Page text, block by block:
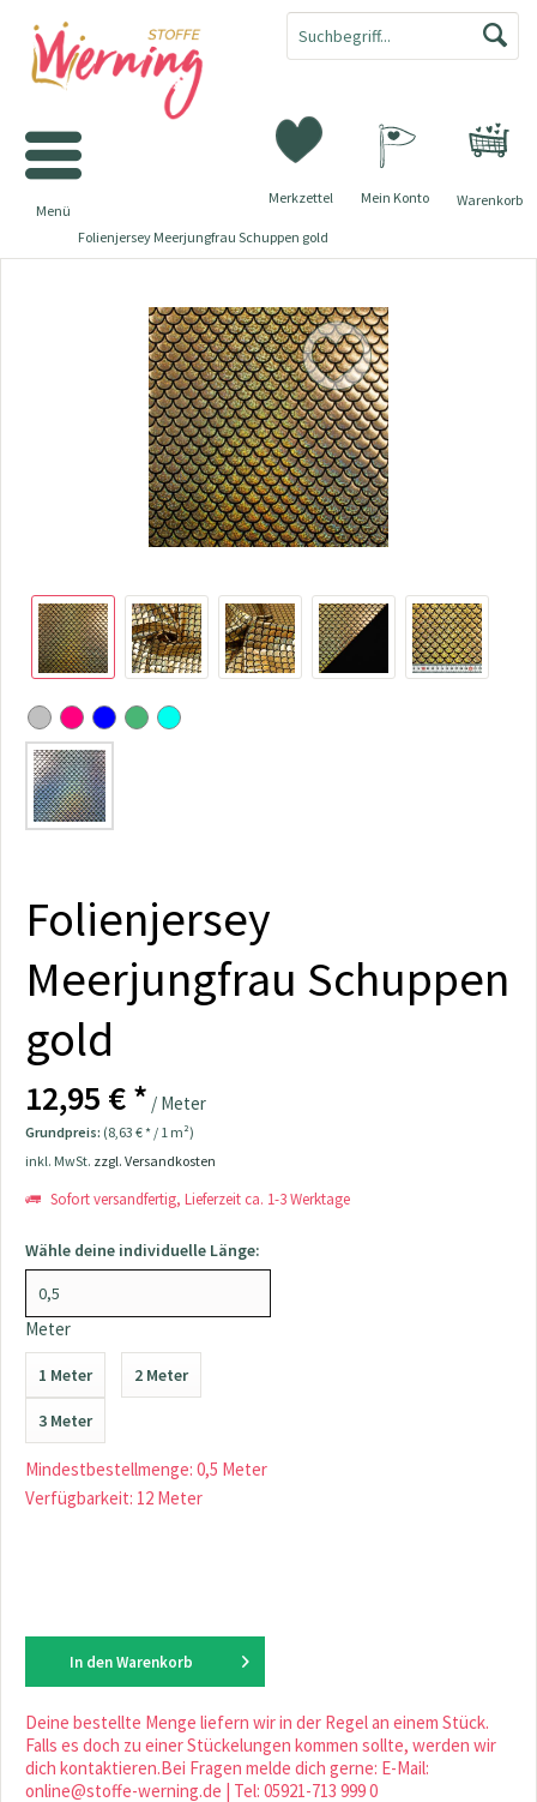
Warenkorb
Merkzettel Mein Konto
Menü
Folienjersey Meerjungfrau Schuppen gold
Folienjersey
Meerjungfrau Schuppen
gold
12,95 € * / Meter
Grundpreis: (8,63 € * / 1 m²)
inkl. MwSt. zzgl. Versandkosten
Sofort versandfertig, Lieferzeit ca. 1-3 Werktage
Wähle deine individuelle Länge:
Meter
1 Meter 2 Meter
3 Meter
Mindestbestellmenge: 0,5 Meter
Verfügbarkeit: 12 Meter
In den Warenkorb
Deine bestellte Menge liefern wir in der Regel an einem Stück.
Falls es doch zu einer Stückelungen kommen sollte, werden wir
dich kontaktieren.Bei Fragen melde dich gerne: E-Mail:
online@stoffe-werning.de | Tel: 05921-713 999 0